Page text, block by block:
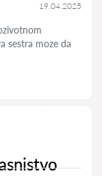
19.04.2025
sestra moze da